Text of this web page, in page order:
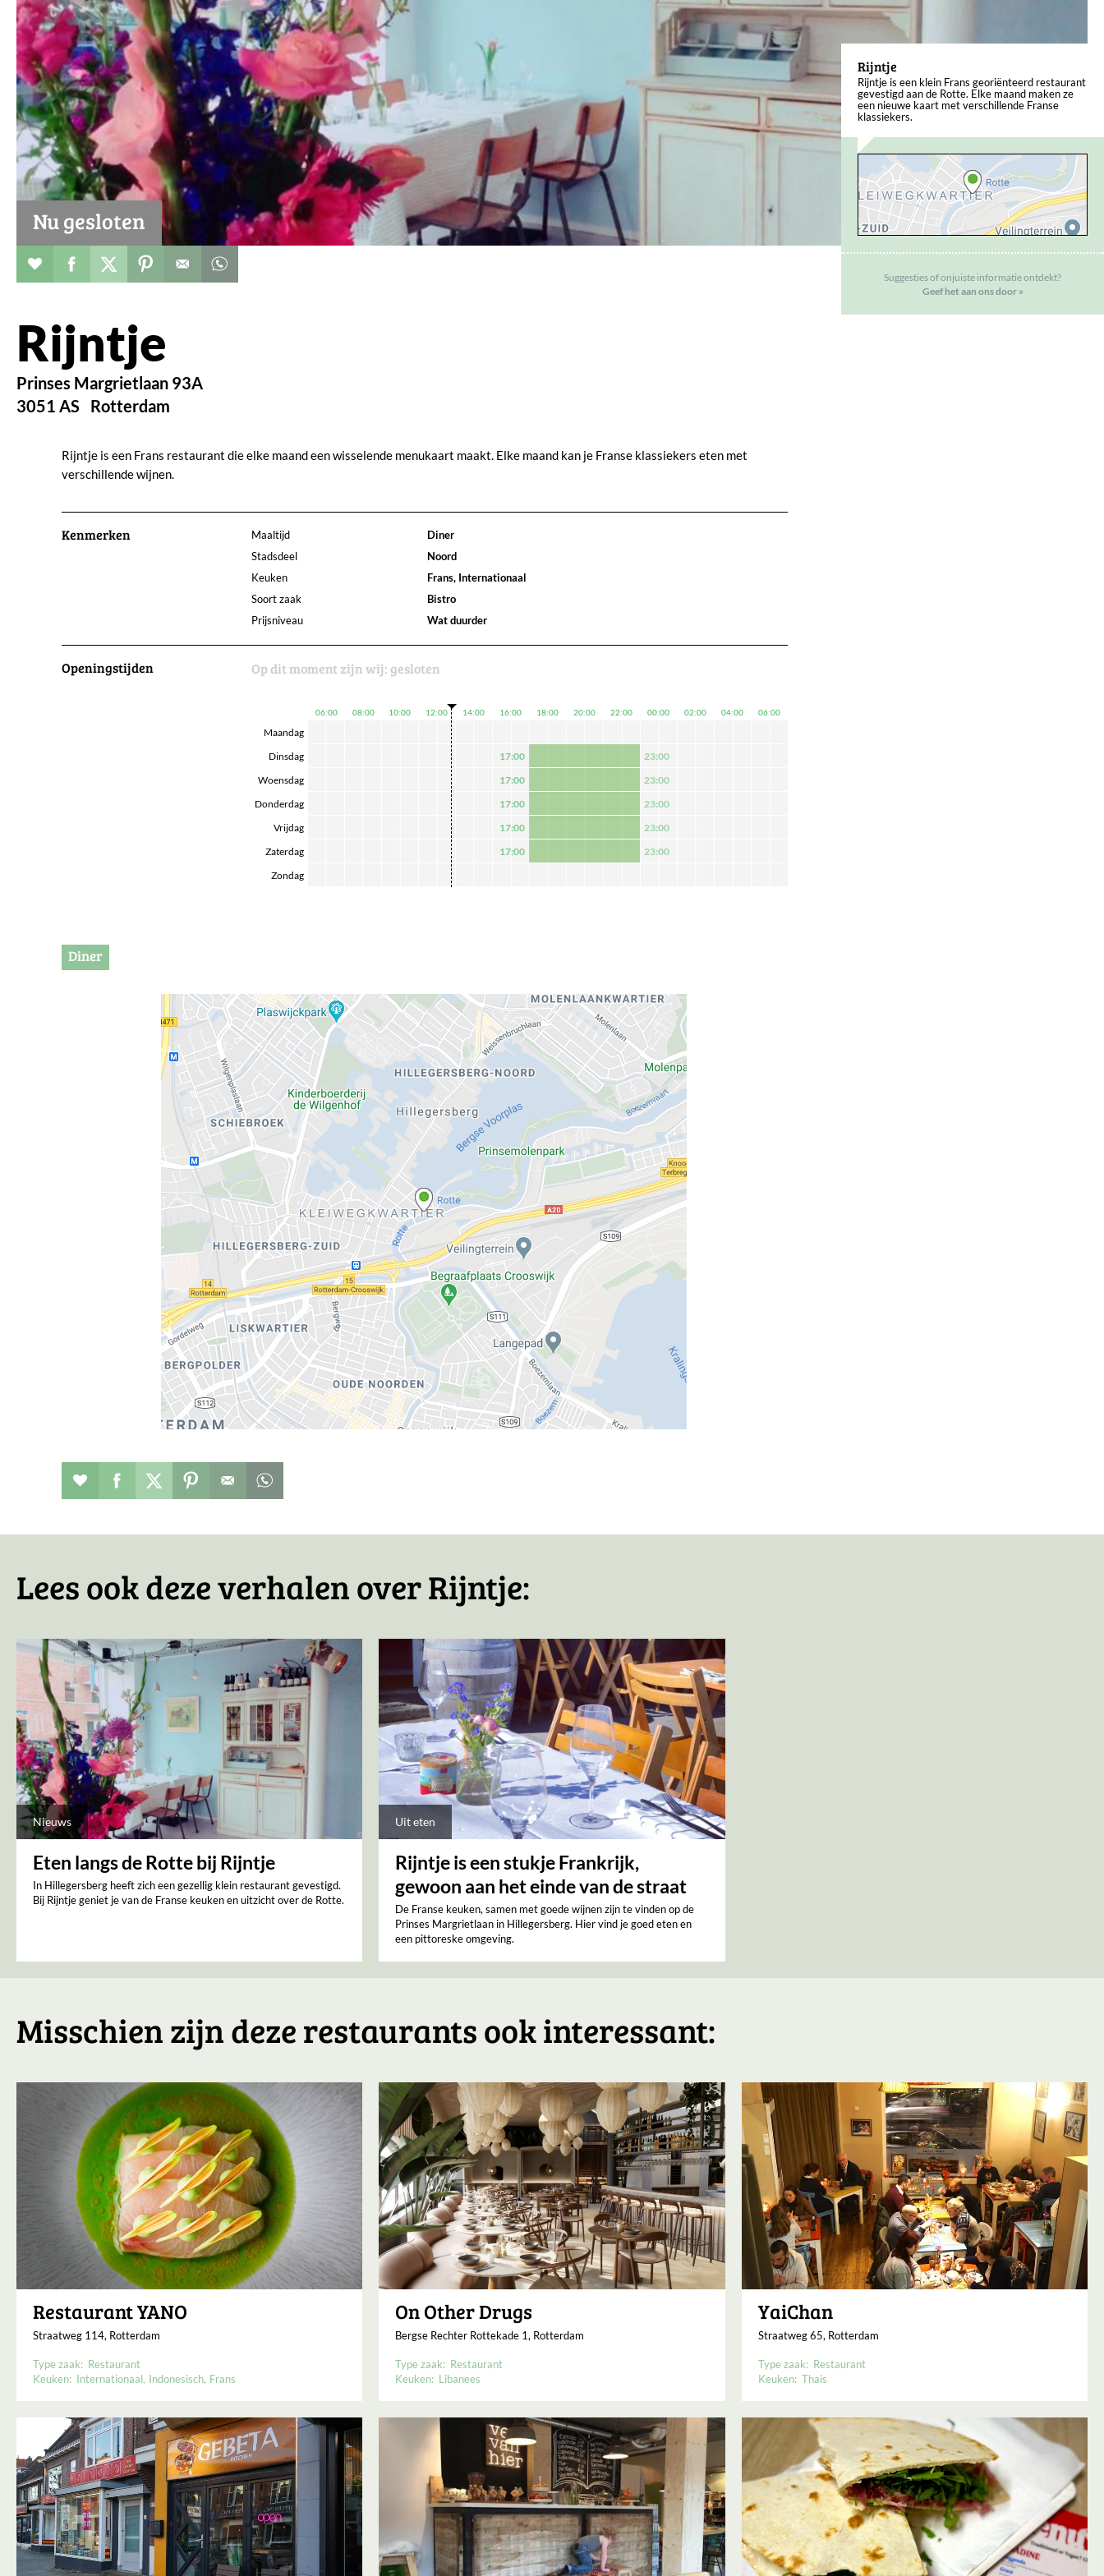
Nu gesloten
Rijntje
Rijntje is een klein Frans georiënteerd restaurant
gevestigd aan de Rotte. Elke maand maken ze
een nieuwe kaart met verschillende Franse
klassiekers.
Suggesties of onjuiste informatie ontdekt?
Geef het aan ons door »
Restaurant toevoegen aan favorieten
Deel dit op facebook
Deel dit op twitter
Deel dit op pinterest
Rijntje
Prinses Margrietlaan 93A
3051 AS
Rotterdam
Rijntje is een Frans restaurant die elke maand een wisselende menukaart maakt. Elke maand kan je Franse klassiekers eten met
verschillende wijnen.
Kenmerken Maaltijd
Diner
Stadsdeel
Noord
Keuken
Frans, Internationaal
Soort zaak
Bistro
Prijsniveau
Wat duurder
Openingstijden Op dit moment zijn wij: gesloten
06:00 08:00 10:00 12:00 14:00 16:00 18:00 20:00 22:00 00:00 02:00 04:00 06:00
Maandag
Dinsdag
17:00
23:00
Woensdag
17:00
23:00
Donderdag
17:00
23:00
Vrijdag
17:00
23:00
Zaterdag
17:00
23:00
Zondag
Diner
Restaurant toevoegen aan favorieten
Deel dit op facebook
Deel dit op twitter
Deel dit op pinterest
Lees ook deze verhalen over Rijntje:
Nieuws
Eten langs de Rotte bij Rijntje
In Hillegersberg heeft zich een gezellig klein restaurant gevestigd.
Bij Rijntje geniet je van de Franse keuken en uitzicht over de Rotte.
Uit eten
Rijntje is een stukje Frankrijk,
gewoon aan het einde van de straat
De Franse keuken, samen met goede wijnen zijn te vinden op de
Prinses Margrietlaan in Hillegersberg. Hier vind je goed eten en
een pittoreske omgeving.
Misschien zijn deze restaurants ook interessant:
Restaurant YANO
Straatweg 114, Rotterdam
Type zaak: Restaurant
Keuken: Internationaal Indonesisch Frans
On Other Drugs
Bergse Rechter Rottekade 1, Rotterdam
Type zaak: Restaurant
Keuken: Libanees
YaiChan
Straatweg 65, Rotterdam
Type zaak: Restaurant
Keuken: Thais